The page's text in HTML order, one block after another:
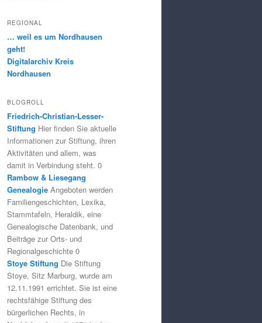
REGIONAL
… weil es um Nordhausen
geht!
Digitalarchiv Kreis
Nordhausen
BLOGROLL
Friedrich-Christian-Lesser-
Stiftung Hier finden Sie aktuelle
Informationen zur Stiftung, ihren
Aktivitäten und allem, was
damit in Verbindung steht. 0
Rambow & Liesegang
Genealogie Angeboten werden
Familiengeschichten, Lexika,
Stammtafeln, Heraldik, eine
Genealogische Datenbank, und
Beiträge zur Orts- und
Regionalgeschichte 0
Stoye Stiftung Die Stiftung
Stoye, Sitz Marburg, wurde am
12.11.1991 errichtet. Sie ist eine
rechtsfähige Stiftung des
bürgerlichen Rechts, in